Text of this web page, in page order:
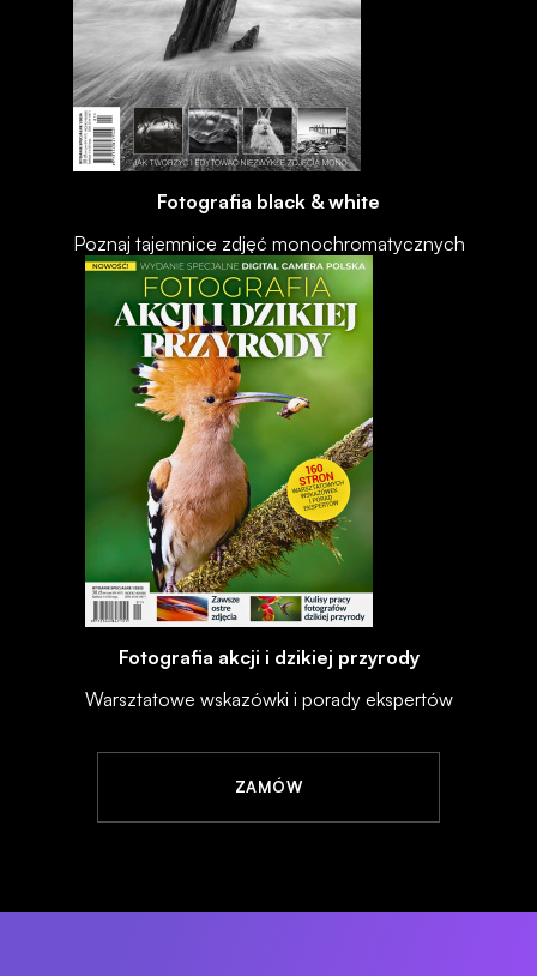
Fotografia black & white
Poznaj tajemnice zdjęć monochromatycznych
Fotografia akcji i dzikiej przyrody
Warsztatowe wskazówki i porady ekspertów
ZAMÓW